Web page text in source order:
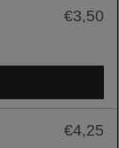
€3,50
€4,25